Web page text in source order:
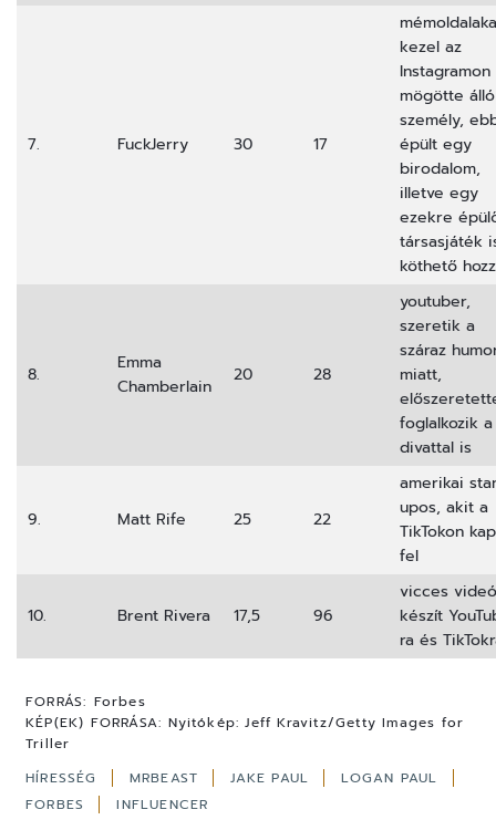
7. FuckJerry 30 17
kezel az
Instagramon
mögötte álló
személy,
épült egy
birodalom,
illetve egy
ezekre
társasjáték
köthető
8.
Emma
Chamberlain
20 28
youtuber,
szeretik a
száraz
miatt,
foglalkozik a
divattal is
9. Matt Rife 25 22
amerikai
upos, akit a
TikTokon
fel
10. Brent Rivera 17,5 96
vicces
készít
ra és
FORRÁS: Forbes
KÉP(EK) FORRÁSA: Nyitókép: Jeff Kravitz/Getty Images for
Triller
HÍRESSÉG
MRBEAST JAKE PAUL
LOGAN PAUL
FORBES
INFLUENCER